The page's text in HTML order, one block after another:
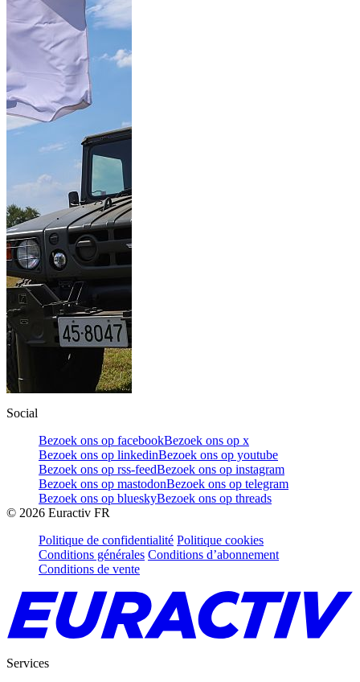
Social
Bezoek ons op facebookBezoek ons op x
Bezoek ons op linkedinBezoek ons op youtube
Bezoek ons op rss-feedBezoek ons op instagram
Bezoek ons op mastodonBezoek ons op telegram
Bezoek ons op blueskyBezoek ons op threads
© 2026 Euractiv FR
Politique de confidentialité Politique cookies
Conditions générales Conditions d’abonnement
Conditions de vente
Services